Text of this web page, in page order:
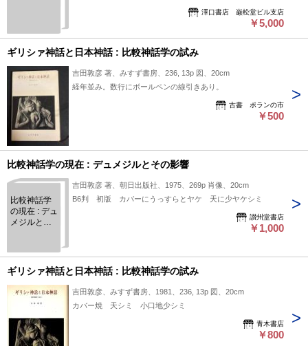
澤口書店 巌松堂ビル支店
￥5,000
ギリシァ神話と日本神話 : 比較神話学の試み
吉田敦彦 著、みすず書房、236, 13p 図、20cm
経年並み。数行にボールペンの線引きあり。
古書 ポランの市
￥500
比較神話学の現在 : デュメジルとその影響
比較神話学
の現在 : デュ
メジルとそ
吉田敦彦 著、朝日出版社、1975、269p 肖像、20cm
B6判 初版 カバーにうっすらとヤケ 天に少ヤケシミ
讃州堂書店
￥1,000
ギリシァ神話と日本神話 : 比較神話学の試み
吉田敦彦、みすず書房、1981、236, 13p 図、20cm
カバー焼 天シミ 小口地少シミ
青木書店
￥800